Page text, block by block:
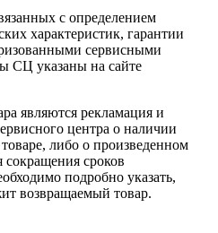
с определением
характеристик, гарантии
сервисными
СЦ указаны на сайте
являются рекламация и
центра о наличии
либо о произведенном
сроков
подробно указать,
возвращаемый товар.